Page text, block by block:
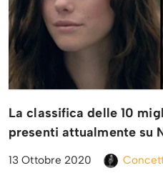
La classifica delle 10
presenti attualmente su
13 Ottobre 2020